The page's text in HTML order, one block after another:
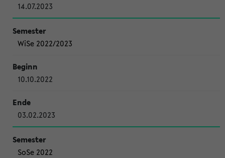
14.07.2023
WiSe 2022/2023
10.10.2022
03.02.2023
SoSe 2022